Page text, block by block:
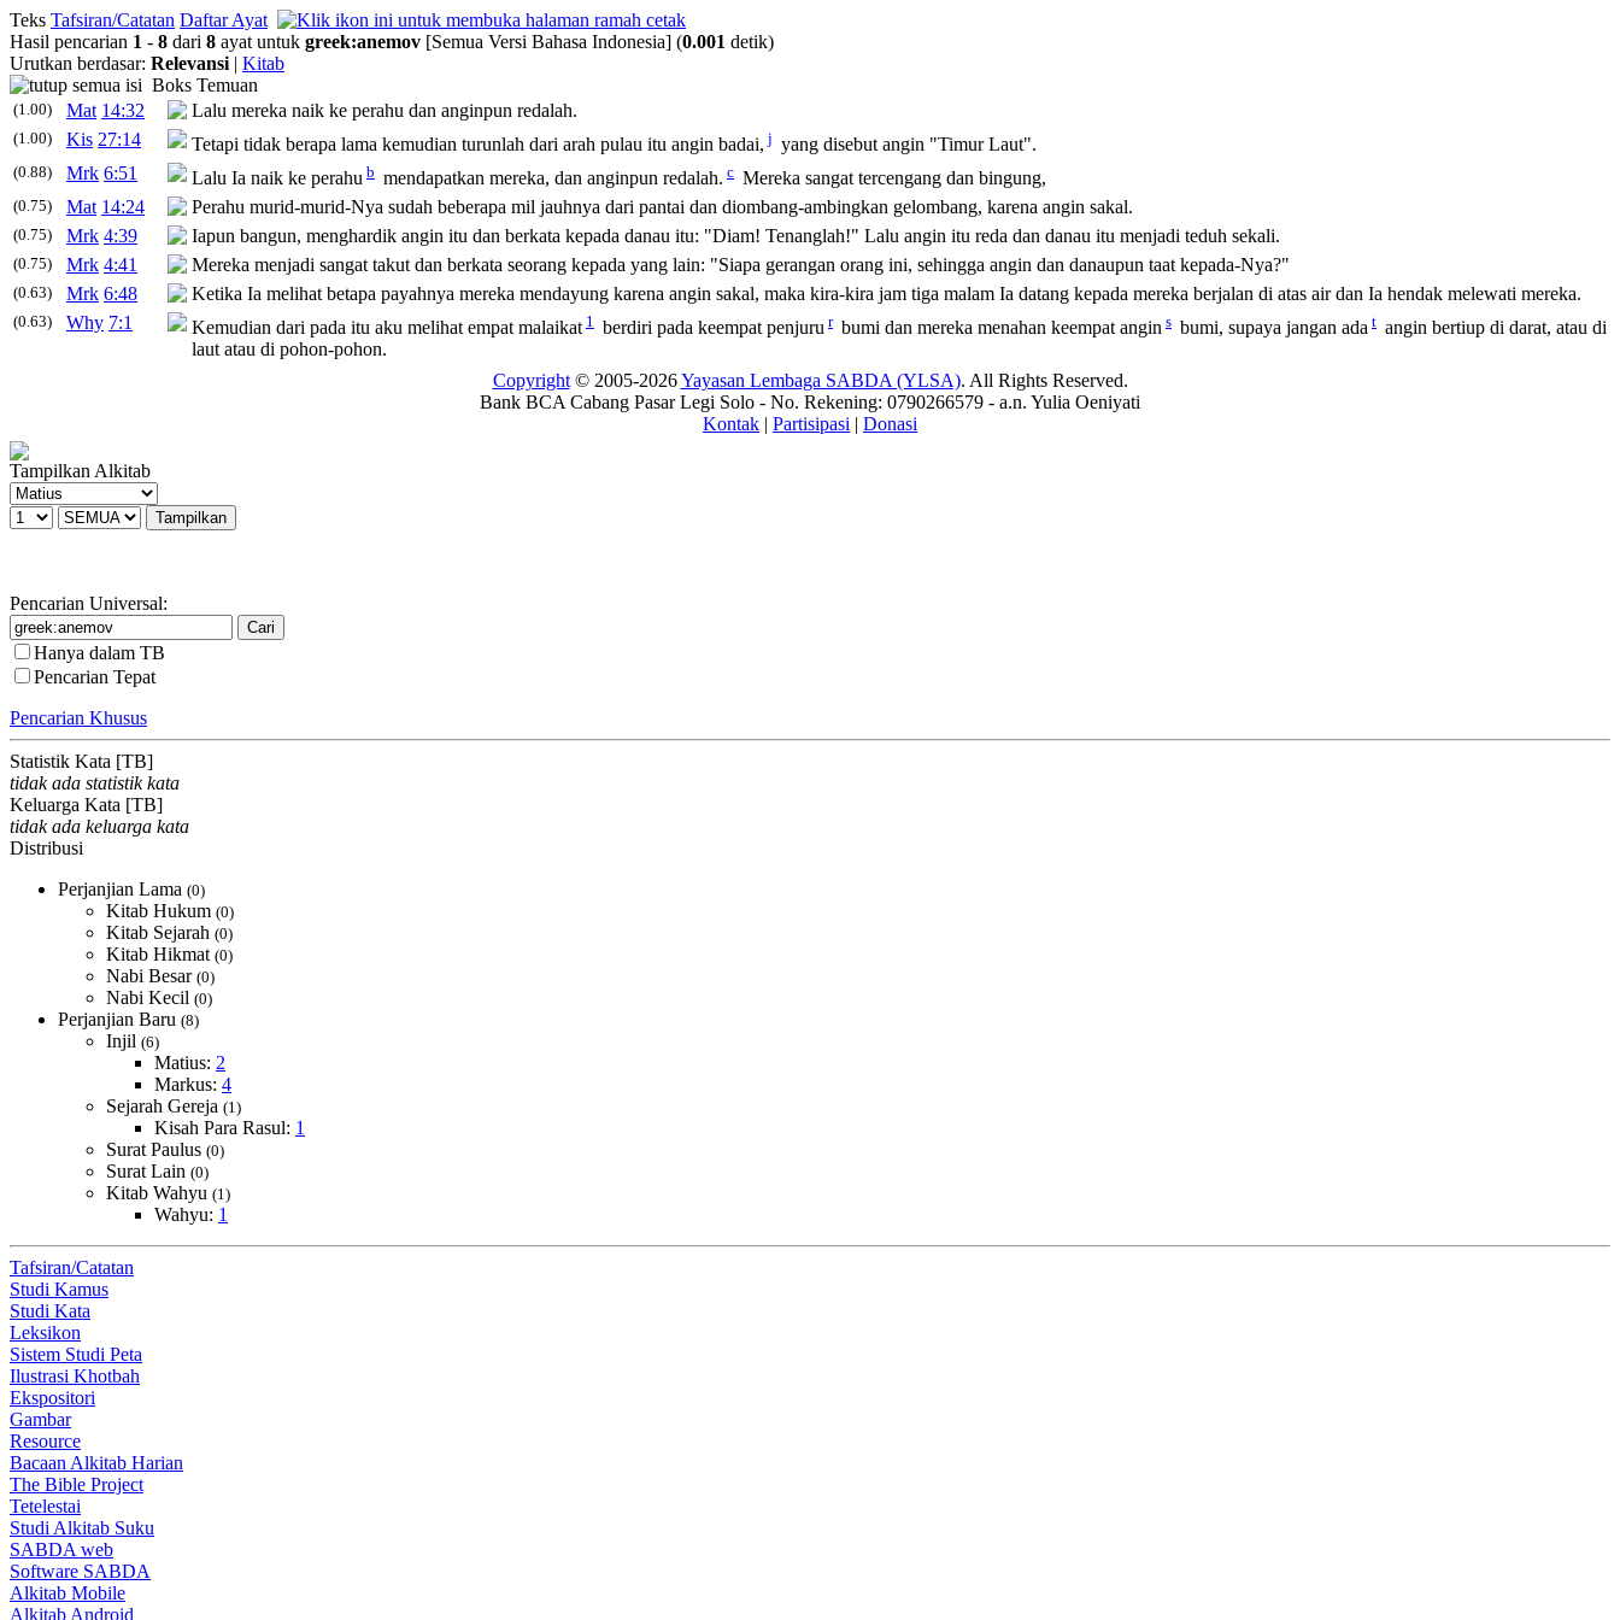
Teks Tafsiran/Catatan Daftar Ayat
Hasil pencarian 1 - 8 dari 8 ayat untuk greek:anemov [Semua Versi Bahasa Indonesia] (0.001 detik)
Urutkan berdasar: Relevansi | Kitab
Boks Temuan
(1.00) Mat 14:32 Lalu mereka naik ke perahu dan anginpun redalah.
(1.00) Kis 27:14 Tetapi tidak berapa lama kemudian turunlah dari arah pulau itu angin badai, j yang disebut angin "Timur Laut".
(0.88) Mrk 6:51 Lalu Ia naik ke perahu b mendapatkan mereka, dan anginpun redalah. c Mereka sangat tercengang dan bingung,
(0.75) Mat 14:24 Perahu murid-murid-Nya sudah beberapa mil jauhnya dari pantai dan diombang-ambingkan gelombang, karena angin sakal.
(0.75) Mrk 4:39 Iapun bangun, menghardik angin itu dan berkata kepada danau itu: "Diam! Tenanglah!" Lalu angin itu reda dan danau itu menjadi teduh sekali.
(0.75) Mrk 4:41 Mereka menjadi sangat takut dan berkata seorang kepada yang lain: "Siapa gerangan orang ini, sehingga angin dan danaupun taat kepada-Nya?"
(0.63) Mrk 6:48 Ketika Ia melihat betapa payahnya mereka mendayung karena angin sakal, maka kira-kira jam tiga malam Ia datang kepada mereka berjalan di atas air dan Ia hendak melewati mereka.
(0.63) Why 7:1 Kemudian dari pada itu aku melihat empat malaikat 1 berdiri pada keempat penjuru r bumi dan mereka menahan keempat angin s bumi, supaya jangan ada t angin bertiup di darat, atau di
laut atau di pohon-pohon.
Copyright© 2005-2026Yayasan Lembaga SABDA (YLSA). All Rights Reserved.
Bank BCA Cabang Pasar Legi Solo - No. Rekening: 0790266579 - a.n. Yulia Oeniyati
Kontak | Partisipasi | Donasi
Tampilkan Alkitab
Pencarian Universal:
Hanya dalam TB
Pencarian Tepat
Pencarian Khusus
Statistik Kata [TB]
tidak ada statistik kata
Keluarga Kata [TB]
tidak ada keluarga kata
Distribusi
Perjanjian Lama (0)
Kitab Hukum (0)
Kitab Sejarah (0)
Kitab Hikmat (0)
Nabi Besar (0)
Nabi Kecil (0)
Perjanjian Baru (8)
Injil (6)
Matius: 2
Markus: 4
Sejarah Gereja (1)
Kisah Para Rasul: 1
Surat Paulus (0)
Surat Lain (0)
Kitab Wahyu (1)
Wahyu: 1
Tafsiran/Catatan
Studi Kamus
Studi Kata
Leksikon
Sistem Studi Peta
Ilustrasi Khotbah
Ekspositori
Gambar
Resource
Bacaan Alkitab Harian
The Bible Project
Tetelestai
Studi Alkitab Suku
SABDA web
Software SABDA
Alkitab Mobile
Alkitab Android